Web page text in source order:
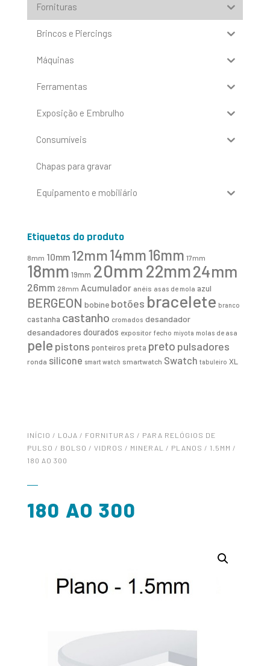
Fornituras
Brincos e Piercings
Máquinas
Ferramentas
Exposição e Embrulho
Consumíveis
Chapas para gravar
Equipamento e mobiliário
Etiquetas do produto
8mm 10mm 12mm14mm16mm 17mm
18mm 19mm 20mm 22mm24mm
26mm 28mm Acumulador anéis asas de mola azul
BERGEON bobine botões bracelete branco
castanha castanho cromados desandador
desandadores dourados expositor fecho miyota molas de asa
pele pistons ponteiros preta preto pulsadores
ronda silicone smart watch smartwatch Swatch tabuleiro XL
INÍCIO / LOJA / FORNITURAS / PARA RELÓGIOS DE
PULSO / BOLSO / VIDROS / MINERAL / PLANOS / 1.5MM /
180 AO 300
180 AO 300